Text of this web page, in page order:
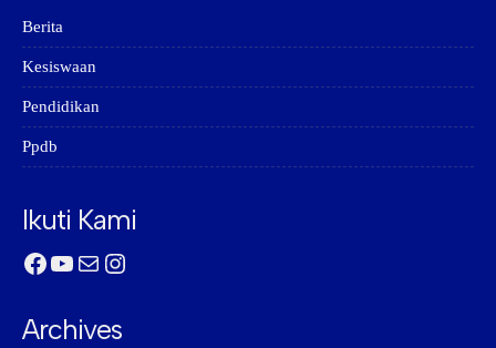
Berita
Kesiswaan
Pendidikan
Ppdb
Ikuti Kami
Facebook
YouTube
MailInstagram
Archives